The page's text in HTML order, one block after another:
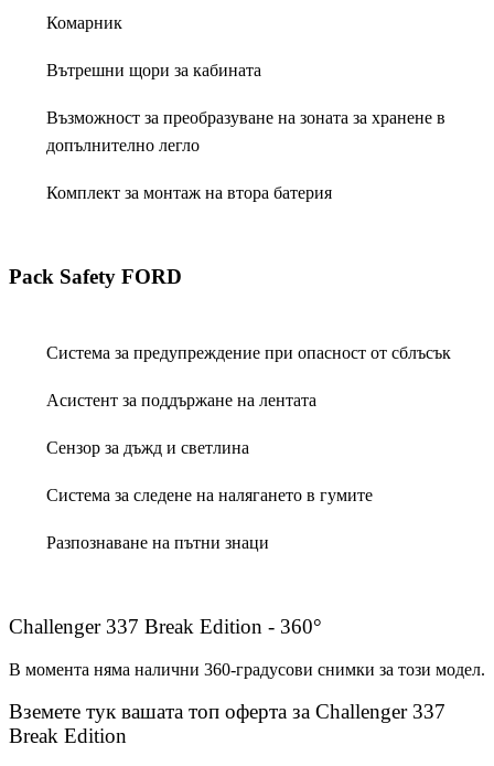
Комарник
Вътрешни щори за кабината
Възможност за преобразуване на зоната за хранене в
допълнително легло
Комплект за монтаж на втора батерия
Pack Safety FORD
Система за предупреждение при опасност от сблъсък
Асистент за поддържане на лентата
Сензор за дъжд и светлина
Система за следене на налягането в гумите
Разпознаване на пътни знаци
Challenger 337 Break Edition - 360°
В момента няма налични 360-градусови снимки за този модел.
Вземете тук вашата топ оферта за Challenger 337
Break Edition